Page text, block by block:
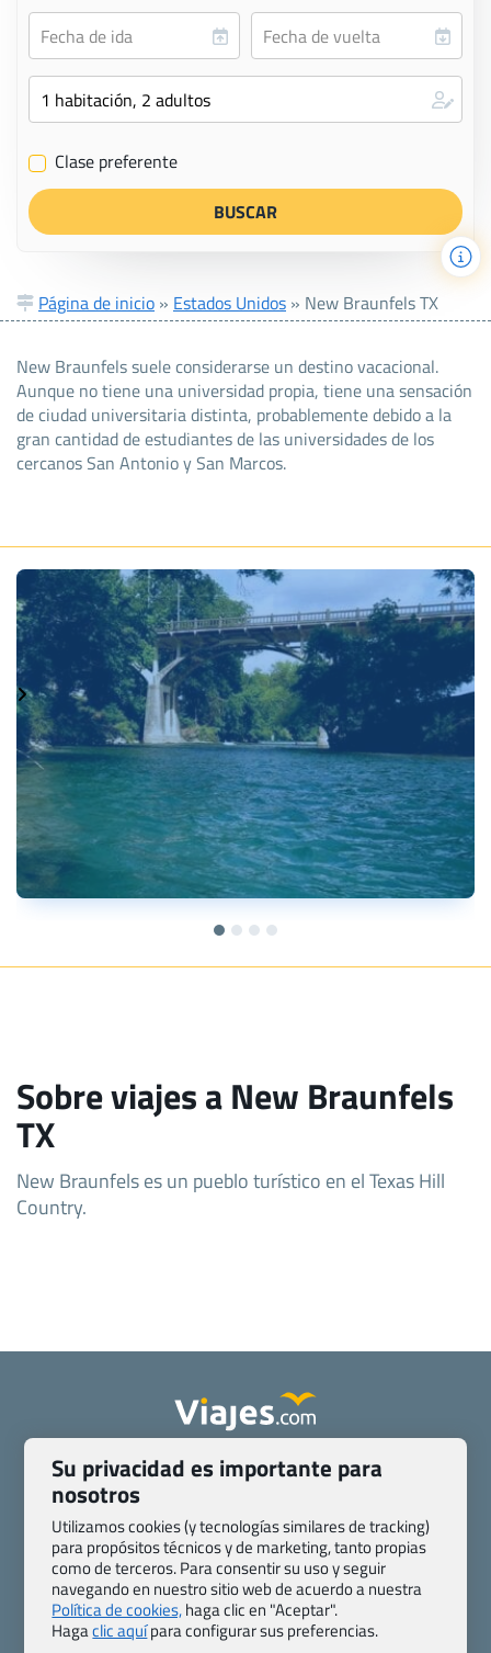
✔ Clase preferente
Página de inicio » Estados Unidos » New Braunfels TX
New Braunfels suele considerarse un destino vacacional.
Aunque no tiene una universidad propia, tiene una sensación
de ciudad universitaria distinta, probablemente debido a la
gran cantidad de estudiantes de las universidades de los
cercanos San Antonio y San Marcos.
Sobre viajes a New Braunfels
TX
New Braunfels es un pueblo turístico en el Texas Hill
Country.
Quienes somos
Contacto
Pasaporte, Visado, Salud y otras disposiciones específicas
Blog de Viajes.com
Registro de agencias
Preguntas frecuentes
Condiciones generales
Política de privacidad y cookies
Transparencia
Todas las páginas – sitemap
Viajes.com
Su privacidad es importante para
nosotros
Utilizamos cookies (y tecnologías similares de tracking)
para propósitos técnicos y de marketing, tanto propias
como de terceros. Para consentir su uso y seguir
navegando en nuestro sitio web de acuerdo a nuestra
Política de cookies,haga clic en "Aceptar".
Hagaclic aquípara configurar sus preferencias.